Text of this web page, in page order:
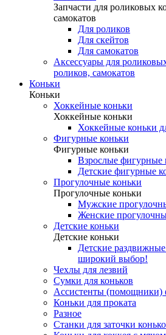
Запчасти для роликовых
самокатов
Для роликов
Для скейтов
Для самокатов
Аксессуары для
роликов, самокатов
Коньки
Коньки
Хоккейные коньки
Хоккейные коньки
Хоккейные коньки
Фигурные коньки
Фигурные коньки
Взрослые фигурные
Детские фигурные
Прогулочные коньки
Прогулочные коньки
Мужские
Женские
Детские коньки
Детские коньки
Детские
широкий выбор!
Чехлы для лезвий
Сумки для коньков
Ассистенты (помощники)
Коньки для проката
Разное
Станки для заточки